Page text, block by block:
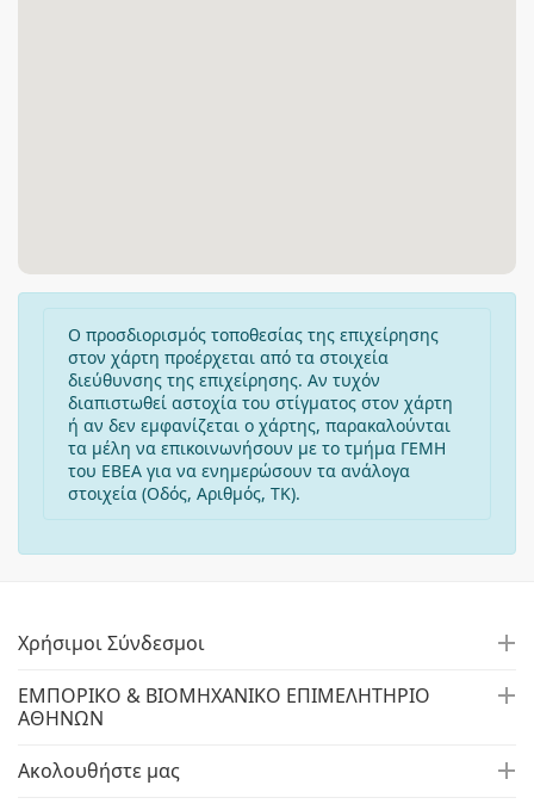
Ο προσδιορισμός τοποθεσίας της επιχείρησης
στον χάρτη προέρχεται από τα στοιχεία
διεύθυνσης της επιχείρησης. Αν τυχόν
διαπιστωθεί αστοχία του στίγματος στον χάρτη
ή αν δεν εμφανίζεται ο χάρτης, παρακαλούνται
τα μέλη να επικοινωνήσουν με το τμήμα ΓΕΜΗ
του ΕΒΕΑ για να ενημερώσουν τα ανάλογα
στοιχεία (Οδός, Αριθμός, ΤΚ).
Χρήσιμοι Σύνδεσμοι
ΕΜΠΟΡΙΚΟ & ΒΙΟΜΗΧΑΝΙΚΟ ΕΠΙΜΕΛΗΤΗΡΙΟ
ΑΘΗΝΩΝ
Ακολουθήστε μας